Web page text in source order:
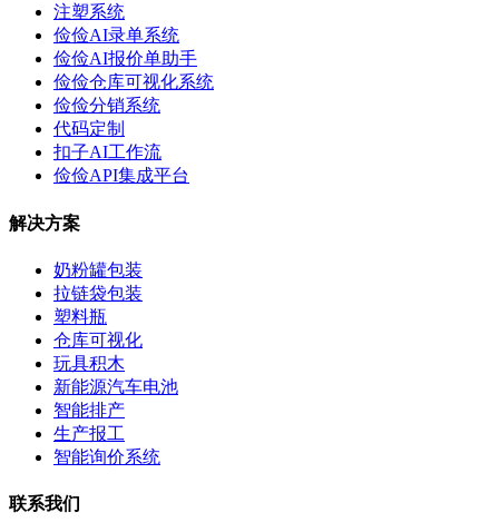
注塑系统
俭俭AI录单系统
俭俭AI报价单助手
俭俭仓库可视化系统
俭俭分销系统
代码定制
扣子AI工作流
俭俭API集成平台
解决方案
奶粉罐包装
拉链袋包装
塑料瓶
仓库可视化
玩具积木
新能源汽车电池
智能排产
生产报工
智能询价系统
联系我们